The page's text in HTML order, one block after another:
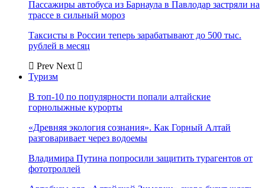
Пассажиры автобуса из Барнаула в Павлодар застряли на
трассе в сильный мороз
Таксисты в России теперь зарабатывают до 500 тыс.
рублей в месяц
Prev Next
Туризм
В топ-10 по популярности попали алтайские
горнолыжные курорты
«Древняя экология сознания». Как Горный Алтай
разговаривает через водоемы
Владимира Путина попросили защитить турагентов от
фототроллей